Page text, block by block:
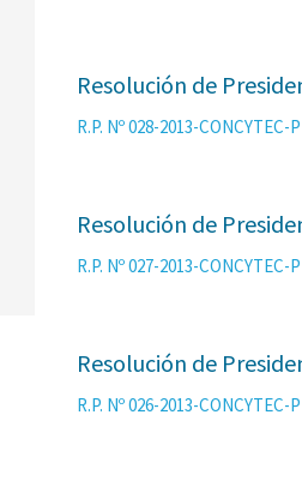
Resolución de
R.P. Nº 028-2013-CONCYTEC-
Resolución de
R.P. Nº 027-2013-CONCYTEC-
Resolución de
R.P. Nº 026-2013-CONCYTEC-